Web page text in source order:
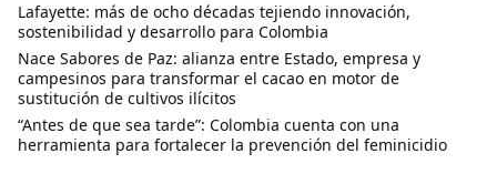
Lafayette: más de ocho décadas tejiendo innovación,
sostenibilidad y desarrollo para Colombia
Nace Sabores de Paz: alianza entre Estado, empresa y
campesinos para transformar el cacao en motor de
sustitución de cultivos ilícitos
“Antes de que sea tarde”: Colombia cuenta con una
herramienta para fortalecer la prevención del feminicidio